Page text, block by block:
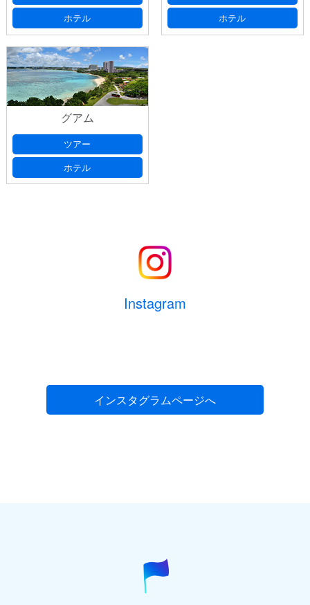
ホテル
ホテル
グアム
ツアー
ホテル
Instagram
インスタグラムページへ